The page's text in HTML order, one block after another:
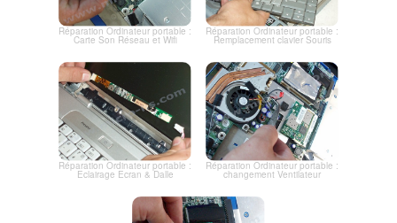
Réparation Ordinateur portable :
Carte Son Réseau et Wifi
Réparation Ordinateur portable :
Remplacement clavier Souris
Réparation Ordinateur portable :
Eclairage Ecran & Dalle
Réparation Ordinateur portable :
changement Ventilateur